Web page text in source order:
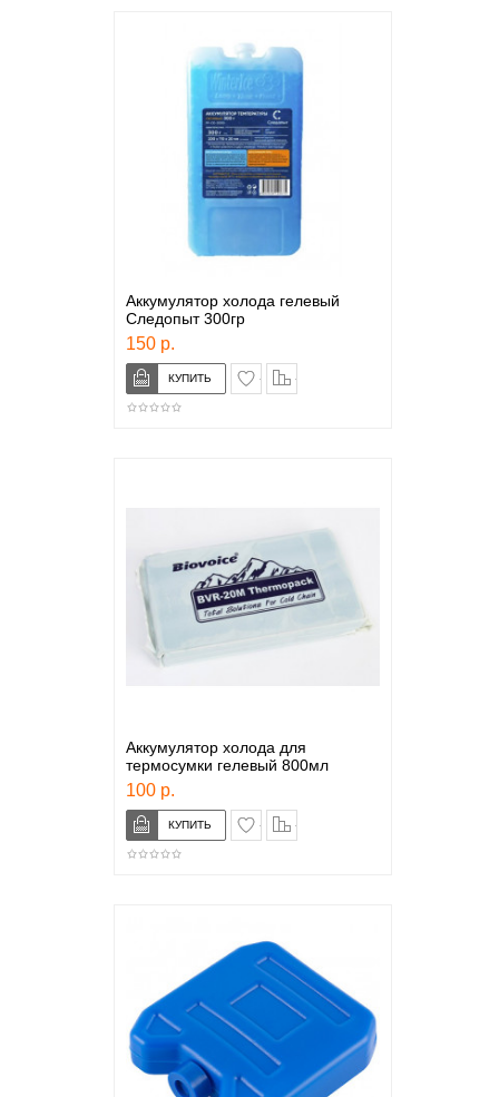
Аккумулятор холода гелевый
Следопыт 300гр
150 р.
в закладки
Аккумулятор холода для
термосумки гелевый 800мл
100 р.
в закладки